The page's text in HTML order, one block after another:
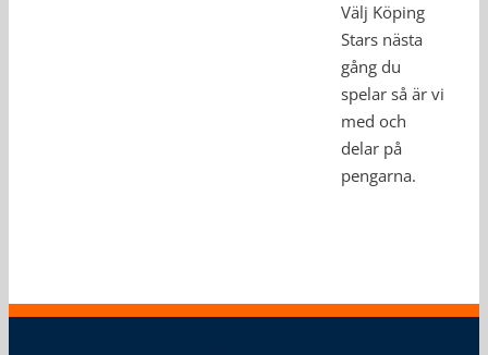
Välj Köping
Stars nästa
gång du
spelar så är vi
med och
delar på
pengarna.